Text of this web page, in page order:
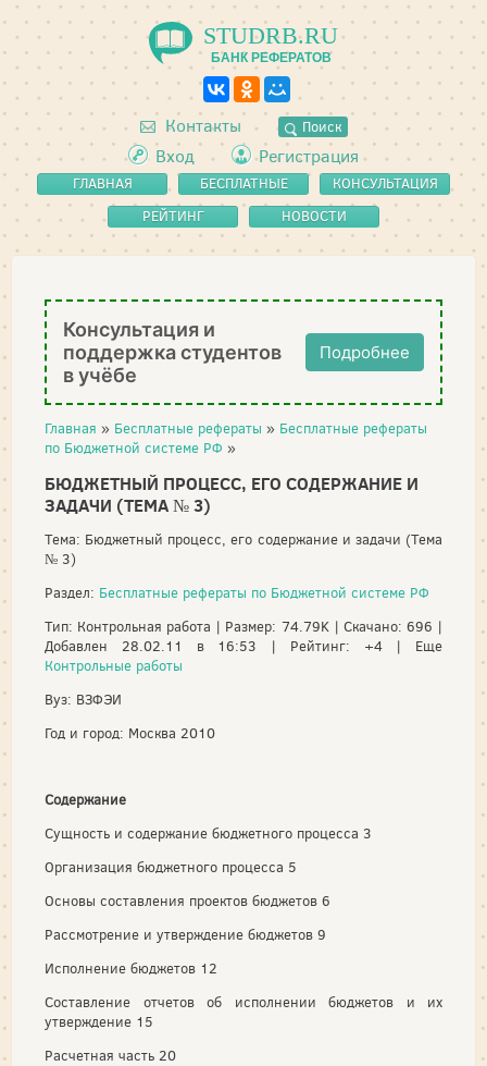
STUDRB.RU
БАНК РЕФЕРАТОВ
Контакты Поиск
Вход Регистрация
ГЛАВНАЯ
БЕСПЛАТНЫЕ
РЕФЕРАТЫ
КОНСУЛЬТАЦИЯ
РЕЙТИНГ
НОВОСТИ
Консультация и
поддержка студентов
в учёбе
Подробнее
Главная » Бесплатные рефераты » Бесплатные рефераты
по Бюджетной системе РФ »
БЮДЖЕТНЫЙ ПРОЦЕСС, ЕГО СОДЕРЖАНИЕ И
ЗАДАЧИ (ТЕМА № 3)
Тема: Бюджетный процесс, его содержание и задачи (Тема
№ 3)
Раздел: Бесплатные рефераты по Бюджетной системе РФ
Тип: Контрольная работа | Размер: 74.79K | Скачано: 696 |
Добавлен 28.02.11 в 16:53 | Рейтинг: +4 | Еще
Контрольные работы
Вуз: ВЗФЭИ
Год и город: Москва 2010
Содержание
Сущность и содержание бюджетного процесса 3
Организация бюджетного процесса 5
Основы составления проектов бюджетов 6
Рассмотрение и утверждение бюджетов 9
Исполнение бюджетов 12
Составление отчетов об исполнении бюджетов и их
утверждение 15
Расчетная часть 20